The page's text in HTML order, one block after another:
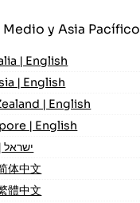
y Asia Pacífico
| English
| English
| English
| English
ישראל
体中文
體中文